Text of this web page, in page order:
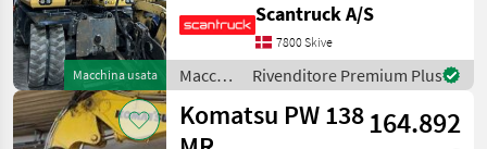
Macchina usata
equipment, digging arm:
Graveskovl u/tænderx2,
Ditch cleaning bucket fixed,
Redskabsfæste
Scantruck A/S
7800 Skive
Macchine
edili /
Komatsu
Rivenditore Premium Plus
Komatsu PW 138164.892